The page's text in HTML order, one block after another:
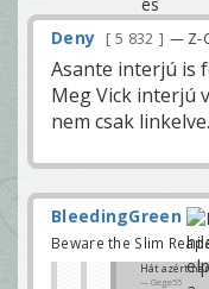
Deny 5 832 — Z-
Asante interjú is
Meg Vick interjú
nem csak linkelve.
BleedingGreen
Beware the Slim
Hát azért
Gege55